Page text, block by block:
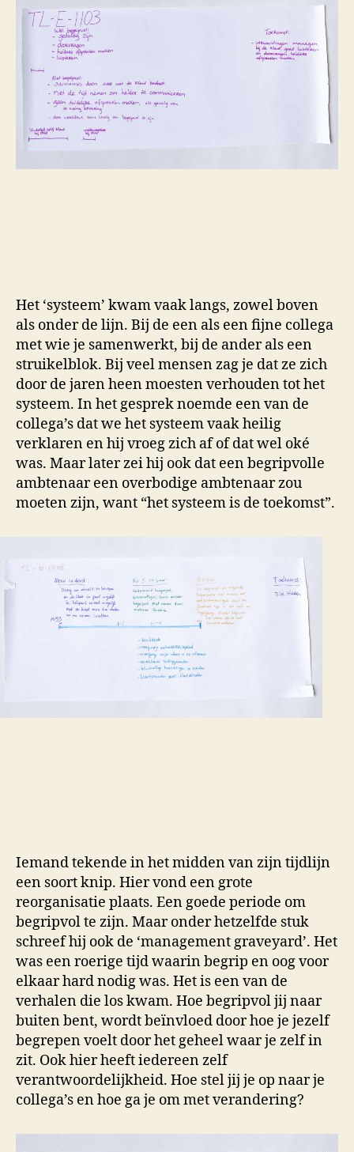
Het ‘systeem’ kwam vaak langs, zowel boven
als onder de lijn. Bij de een als een fijne collega
met wie je samenwerkt, bij de ander als een
struikelblok. Bij veel mensen zag je dat ze zich
door de jaren heen moesten verhouden tot het
systeem. In het gesprek noemde een van de
collega’s dat we het systeem vaak heilig
verklaren en hij vroeg zich af of dat wel oké
was. Maar later zei hij ook dat een begripvolle
ambtenaar een overbodige ambtenaar zou
moeten zijn, want “het systeem is de toekomst”.
Iemand tekende in het midden van zijn tijdlijn
een soort knip. Hier vond een grote
reorganisatie plaats. Een goede periode om
begripvol te zijn. Maar onder hetzelfde stuk
schreef hij ook de ‘management graveyard’. Het
was een roerige tijd waarin begrip en oog voor
elkaar hard nodig was. Het is een van de
verhalen die los kwam. Hoe begripvol jij naar
buiten bent, wordt beïnvloed door hoe je jezelf
begrepen voelt door het geheel waar je zelf in
zit. Ook hier heeft iedereen zelf
verantwoordelijkheid. Hoe stel jij je op naar je
collega’s en hoe ga je om met verandering?